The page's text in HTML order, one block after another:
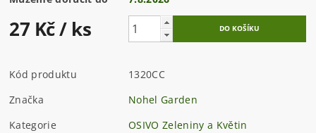
27 Kč/ ks
Kód produktu
1320CC
Značka
Nohel Garden
Kategorie
OSIVO Zeleniny a Květin